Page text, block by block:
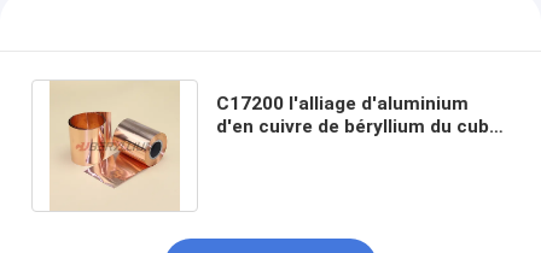
C17200 l'alliage d'aluminium
d'en cuivre de béryllium du cube